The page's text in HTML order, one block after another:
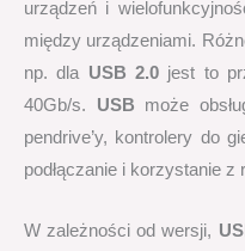
urządzeń i
między urządzeniami.
np. dla USB 2.0 jest to
40Gb/s. USB może
pendrive’y, kontrolery do
podłączanie i korzystanie
W zależności od wersji,